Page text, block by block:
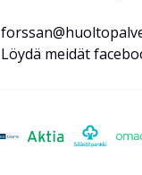
Löydä meidät